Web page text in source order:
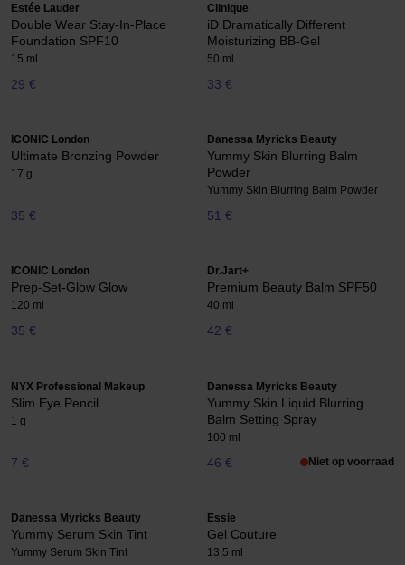
Estée Lauder
Double Wear Stay-In-Place
Foundation SPF10
15 ml
29 €
Clinique
iD Dramatically Different
Moisturizing BB-Gel
50 ml
33 €
ICONIC London
Ultimate Bronzing Powder
17 g
35 €
Danessa Myricks Beauty
Yummy Skin Blurring Balm
Powder
Yummy Skin Blurring Balm Powder
51 €
ICONIC London
Prep-Set-Glow Glow
120 ml
35 €
Dr.Jart+
Premium Beauty Balm SPF50
40 ml
42 €
NYX Professional Makeup
Slim Eye Pencil
1 g
7 €
Danessa Myricks Beauty
Yummy Skin Liquid Blurring
Balm Setting Spray
100 ml
46 € Niet op voorraad
Danessa Myricks Beauty
Yummy Serum Skin Tint
Yummy Serum Skin Tint
Essie
Gel Couture
13,5 ml